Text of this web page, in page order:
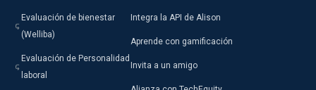
Evaluación de bienestar
(Welliba)
Evaluación de Personalidad
laboral
Integra la API de Alison
Aprende con gamificación
Invita a un amigo